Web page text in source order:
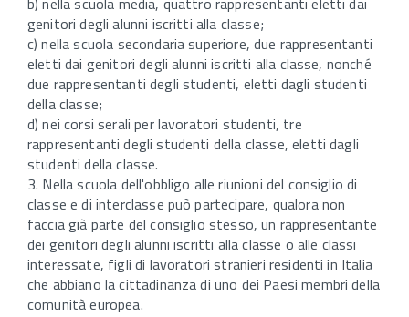
genitori degli alunni iscritti alla classe;
c) nella scuola secondaria superiore, due rappresentanti
eletti dai genitori degli alunni iscritti alla classe, nonché
due rappresentanti degli studenti, eletti dagli studenti
della classe;
d) nei corsi serali per lavoratori studenti, tre
rappresentanti degli studenti della classe, eletti dagli
studenti della classe.
3. Nella scuola dell'obbligo alle riunioni del consiglio di
classe e di interclasse può partecipare, qualora non
faccia già parte del consiglio stesso, un rappresentante
dei genitori degli alunni iscritti alla classe o alle classi
interessate, figli di lavoratori stranieri residenti in Italia
che abbiano la cittadinanza di uno dei Paesi membri della
comunità europea.